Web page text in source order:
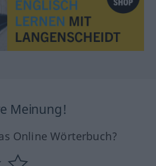
Meinung!
Online Wörterbuch?